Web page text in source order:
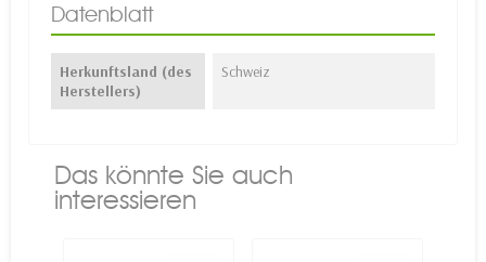
Datenblatt
Herkunftsland (des
Herstellers)
Schweiz
Das könnte Sie auch
interessieren